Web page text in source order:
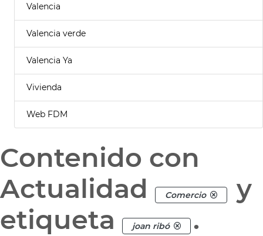
Valencia
Valencia verde
Valencia Ya
Vivienda
Web FDM
Contenido con
Actualidad
Comercio
y
etiqueta
joan ribó .